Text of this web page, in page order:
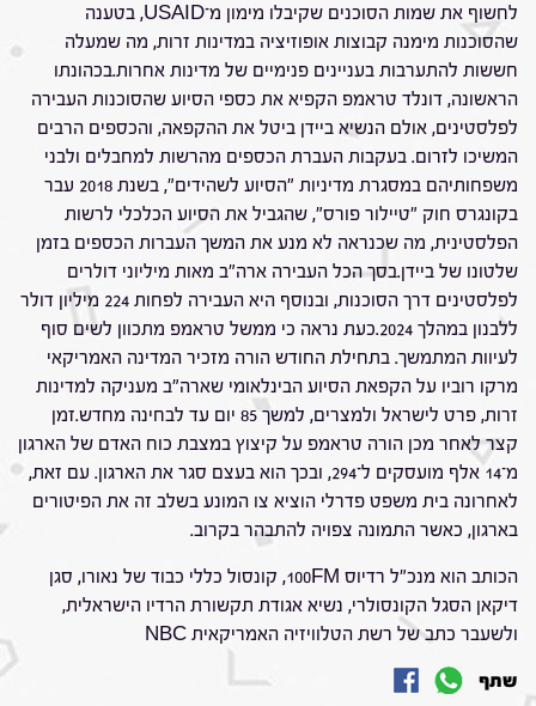
לחשוף את שמות הסוכנים שקיבלו מימון מ־USAID, בטענה
שהסוכנות מימנה קבוצות אופוזיציה במדינות זרות, מה שמעלה
חששות להתערבות בעניינים פנימיים של מדינות אחרות.בכהונתו
הראשונה, דונלד טראמפ הקפיא את כספי הסיוע שהסוכנות העבירה
לפלסטינים, אולם הנשיא ביידן ביטל את ההקפאה, והכספים הרבים
המשיכו לזרום. בעקבות העברת הכספים מהרשות למחבלים ולבני
משפחותיהם במסגרת מדיניות "הסיוע לשהידים", בשנת 2018 עבר
בקונגרס חוק "טיילור פורס", שהגביל את הסיוע הכלכלי לרשות
הפלסטינית, מה שכנראה לא מנע את המשך העברות הכספים בזמן
שלטונו של ביידן.בסך הכל העבירה ארה"ב מאות מיליוני דולרים
לפלסטינים דרך הסוכנות, ובנוסף היא העבירה לפחות 224 מיליון דולר
ללבנון במהלך 2024.כעת נראה כי ממשל טראמפ מתכוון לשים סוף
לעיוות המתמשך. בתחילת החודש הורה מזכיר המדינה האמריקאי
מרקו רוביו על הקפאת הסיוע הבינלאומי שארה"ב מעניקה למדינות
זרות, פרט לישראל ולמצרים, למשך 85 יום עד לבחינה מחדש.זמן
קצר לאחר מכן הורה טראמפ על קיצוץ במצבת כוח האדם של הארגון
מ־14 אלף מועסקים ל־294, ובכך הוא בעצם סגר את הארגון. עם זאת,
לאחרונה בית משפט פדרלי הוציא צו המונע בשלב זה את הפיטורים
בארגון, כאשר התמונה צפויה להתבהר בקרוב.
הכותב הוא מנכ"ל רדיוס 100FM, קונסול כללי כבוד של נאורו, סגן
דיקאן הסגל הקונסולרי, נשיא אגודת תקשורת הרדיו הישראלית,
ולשעבר כתב של רשת הטלוויזיה האמריקאית NBC
שתף